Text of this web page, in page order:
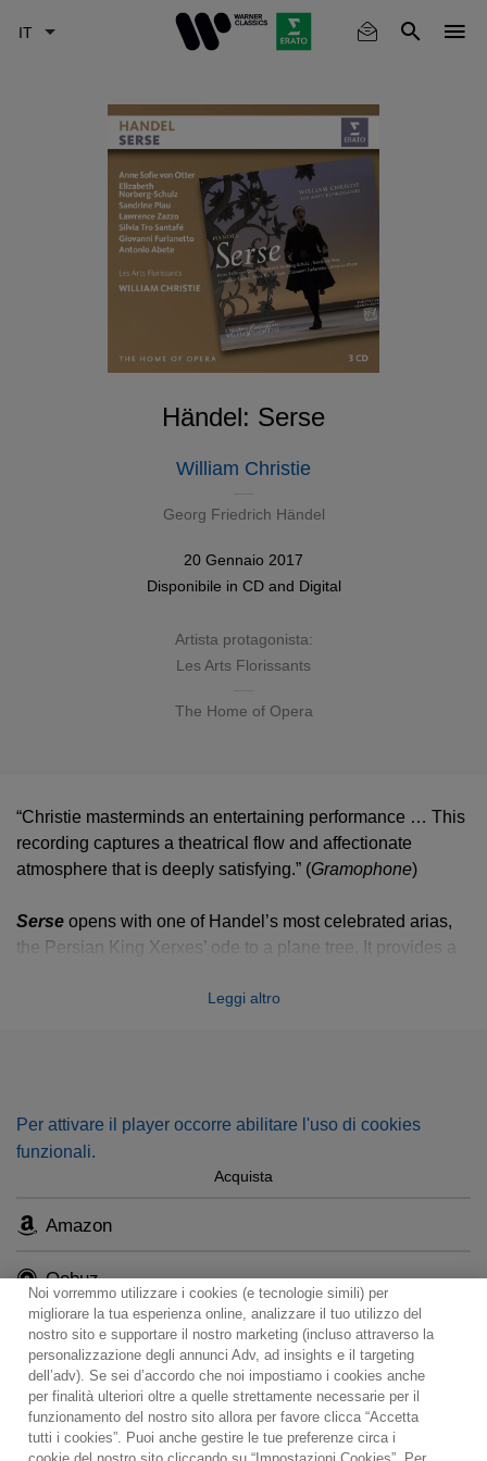
Händel: Serse
William Christie
Georg Friedrich Händel
20 Gennaio 2017
Disponibile in CDand Digital
Artista protagonista:
Les Arts Florissants
The Home of Opera
Serse
“Christie masterminds an entertaining performance … This
recording captures a theatrical flow and affectionate
atmosphere that is deeply satisfying.” (Gramophone)
Serse opens with one of Handel’s most celebrated arias,
the Persian King Xerxes’ ode to a plane tree. It provides a
games and amorous intrigue and filled with dazzling vocal
Leggi altro
Per attivare il player occorre abilitare l'uso di cookies
funzionali.
Acquista
Amazon
Qobuz
Contact Notiziario
Politica sui cookie
Impostazioni dei cookie
Noi vorremmo utilizzare i cookies (e tecnologie simili) per
migliorare la tua esperienza online, analizzare il tuo utilizzo del
nostro sito e supportare il nostro marketing (incluso attraverso la
personalizzazione degli annunci Adv, ad insights e il targeting
dell’adv). Se sei d’accordo che noi impostiamo i cookies anche
per finalità ulteriori oltre a quelle strettamente necessarie per il
funzionamento del nostro sito allora per favore clicca “Accetta
tutti i cookies”. Puoi anche gestire le tue preferenze circa i